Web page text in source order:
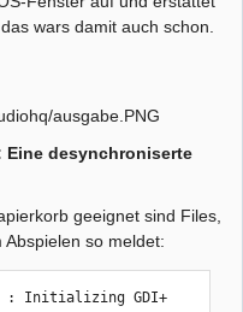
wars damit auch schon.
Eine desynchroniserte
geeignet sind Files,
so meldet:
: Initializing GDI+